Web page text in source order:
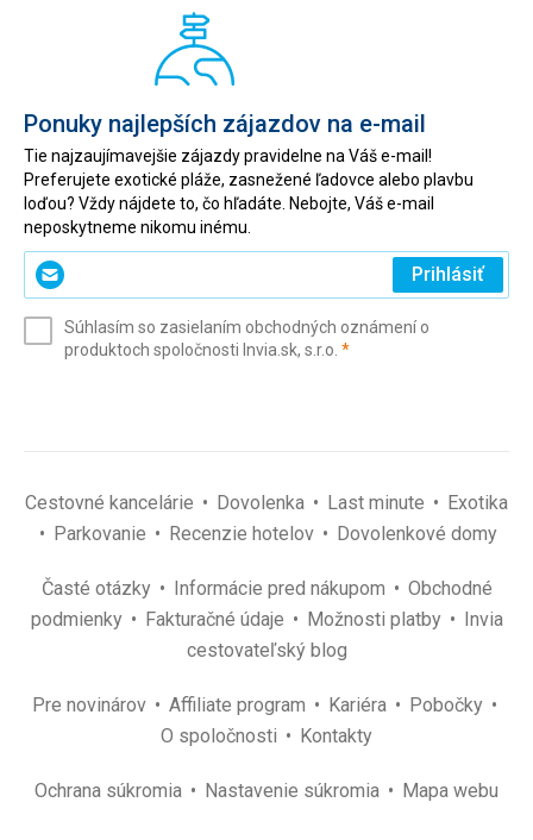
Ponuky najlepších zájazdov na e-mail
Tie najzaujímavejšie zájazdy pravidelne na Váš e-mail!
Preferujete exotické pláže, zasnežené ľadovce alebo plavbu
loďou? Vždy nájdete to, čo hľadáte. Nebojte, Váš e-mail
neposkytneme nikomu inému.
Zadajte
svoj
(povinné)
Prihlásiť
Súhlasím so zasielaním obchodných oznámení o
produktoch spoločnosti Invia.sk, s.r.o. *(povinné)
Cestovné kancelárie Dovolenka Last minute
Exotika
Parkovanie
Recenzie hotelov Dovolenkové domy
Časté otázky Informácie pred nákupom
Obchodné
podmienky
Fakturačné údaje Možnosti platby
Invia
cestovateľský blog
Pre novinárov Affiliate program Kariéra
Pobočky
O spoločnosti
Kontakty
Ochrana súkromia Nastavenie súkromia Mapa webu